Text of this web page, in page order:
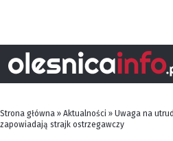
Strona główna » Aktualności » Uwaga na
zapowiadają strajk ostrzegawczy